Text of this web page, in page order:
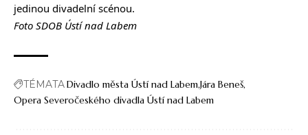
jedinou divadelní scénou.
Foto SDOB Ústí nad Labem
TÉMATADivadlo města Ústí nad LabemJára Beneš
Opera Severočeského divadla Ústí nad Labem